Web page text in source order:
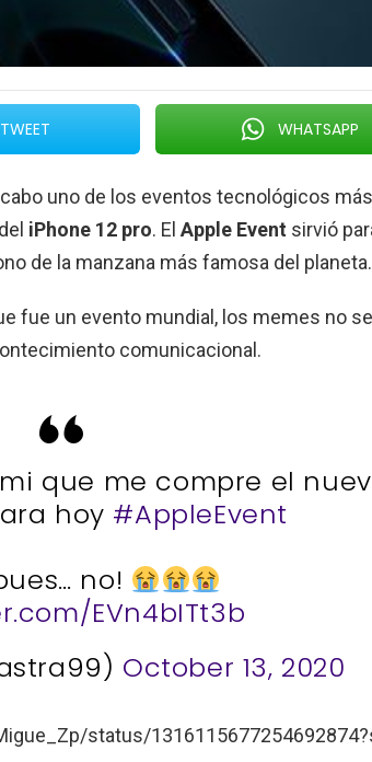
TWEET WHATSAPP
uno de los eventos tecnológicos
iPhone 12 pro. El Apple Event sirvió
de la manzana más famosa del planeta.
fue un evento mundial, los memes no
comunicacional.
que me compre el
hoy #AppleEvent
no!
EVn4bITt3b
October 13, 2020
status/